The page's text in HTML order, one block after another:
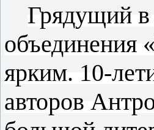
Грядущий в
объединения
ярким. 10-
авторов